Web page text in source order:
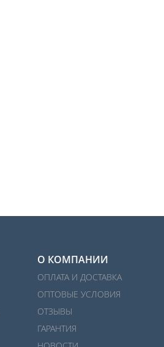
О КОМПАНИИ
ОПЛАТА И ДОСТАВКА
ОПТОВЫЕ УСЛОВИЯ
ОТЗЫВЫ
ГАРАНТИЯ